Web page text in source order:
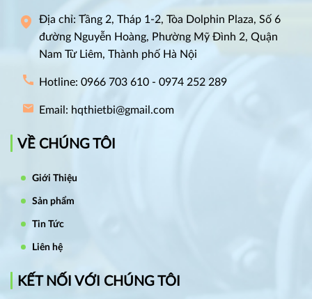
Địa chỉ: Tầng 2, Tháp 1-2, Tòa Dolphin Plaza, Số 6
đường Nguyễn Hoàng, Phường Mỹ Đình 2, Quận
Nam Từ Liêm, Thành phố Hà Nội
Hotline: 0966 703 610 - 0974 252 289
Email: hqthietbi@gmail.com
VỀ CHÚNG TÔI
Giới Thiệu
Sản phẩm
Tin Tức
Liên hệ
KẾT NỐI VỚI CHÚNG TÔI